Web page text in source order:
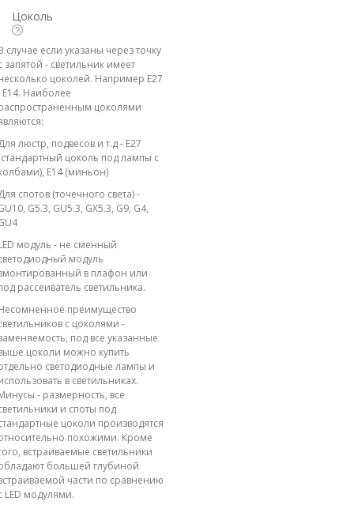
Цоколь
случае если указаны через точку
запятой - светильник имеет
цоколей. Например E27
E14. Наиболее
цоколями
люстр, подвесов и т.д - E27
цоколь под лампы с
E14 (миньон)
спотов (точечного света) -
G5.3, GU5.3, GX5.3, G9, G4,
модуль - не сменный
модуль
в плафон или
рассеиватель светильника.
преимущество
с цоколями -
под все указанные
цоколи можно купить
светодиодные лампы и
в светильниках.
- размерность, все
и споты под
цоколи производятся
похожими. Кроме
встраиваемые светильники
большей глубиной
части по сравнению
LED модулями.